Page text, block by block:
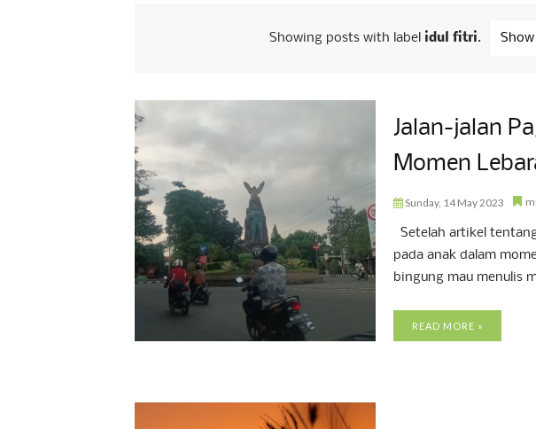
Showing posts with label idul fitri.
Jalan-jalan
Momen
Sunday, 14 May 2023
Setelah artikel
pada anak dalam
bingung mau menulis
READ MORE »